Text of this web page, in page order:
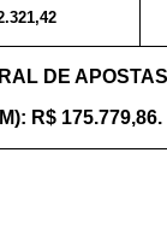
DE APOSTAS
R$ 175.779,86.